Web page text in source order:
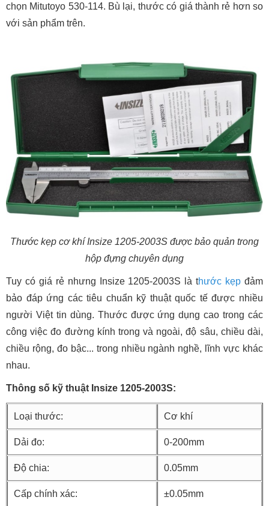
chọn Mitutoyo 530-114. Bù lại, thước có giá thành rẻ hơn so
với sản phẩm trên.
Thước kẹp cơ khí Insize 1205-2003S được bảo quản trong
hộp đựng chuyên dụng
Tuy có giá rẻ nhưng Insize 1205-2003S là thước kẹp đảm
bảo đáp ứng các tiêu chuẩn kỹ thuật quốc tế được nhiều
người Việt tin dùng. Thước được ứng dụng cao trong các
công việc đo đường kính trong và ngoài, độ sâu, chiều dài,
chiều rộng, đo bậc... trong nhiều ngành nghề, lĩnh vực khác
nhau.
Thông số kỹ thuật Insize 1205-2003S:
Loại thước: Cơ khí
Dải đo: 0-200mm
Độ chia: 0.05mm
Cấp chính xác: ±0.05mm